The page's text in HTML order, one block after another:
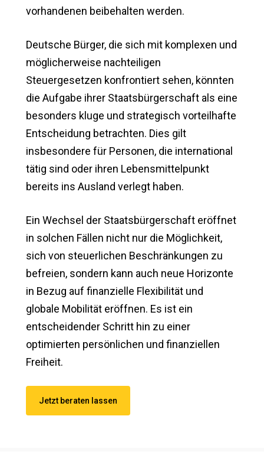
vorhandenen beibehalten werden.
Deutsche Bürger, die sich mit komplexen und
möglicherweise nachteiligen
Steuergesetzen konfrontiert sehen, könnten
die Aufgabe ihrer Staatsbürgerschaft als eine
besonders kluge und strategisch vorteilhafte
Entscheidung betrachten. Dies gilt
insbesondere für Personen, die international
tätig sind oder ihren Lebensmittelpunkt
bereits ins Ausland verlegt haben.
Ein Wechsel der Staatsbürgerschaft eröffnet
in solchen Fällen nicht nur die Möglichkeit,
sich von steuerlichen Beschränkungen zu
befreien, sondern kann auch neue Horizonte
in Bezug auf finanzielle Flexibilität und
globale Mobilität eröffnen. Es ist ein
entscheidender Schritt hin zu einer
optimierten persönlichen und finanziellen
Freiheit.
Jetzt beraten lassen